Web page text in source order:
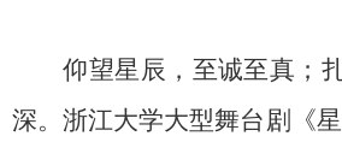
仰望星辰，至诚至真；
深。浙江大学大型舞台剧《